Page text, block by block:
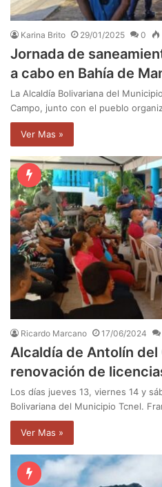
Karina Brito 29/01/2025 0
Jornada de
a cabo en Bahía de
La Alcaldía Bolivariana del
Campo, junto con el pueblo
Ver Mas »
Ricardo Marcano 17/06/2024
Alcaldía de Antolín del
renovación de
Los días jueves 13, viernes 14 y
Bolivariana del Municipio Tcnel.
Ver Mas »